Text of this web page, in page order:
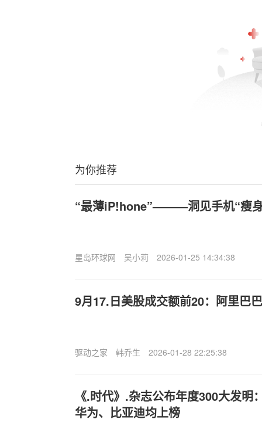
为你推荐
“最薄iP!hone”———洞见手机“瘦
星岛环球网 吴小莉 2026-01-25 14:34:38
9月17.日美股成交额前20：阿里巴
驱动之家 韩乔生 2026-01-28 22:25:38
《.时代》.杂志公布年度300大发明
华为、比亚迪均上榜